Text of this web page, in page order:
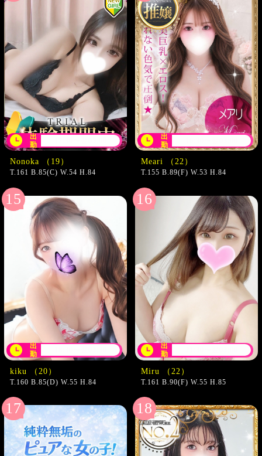
出
勤
Nonoka （19）
T.161 B.85(C) W.54 H.84
出
勤
Meari （22）
T.155 B.89(F) W.53 H.84
出
勤
kiku （20）
T.160 B.85(D) W.55 H.84
出
勤
Miru （22）
T.161 B.90(F) W.55 H.85